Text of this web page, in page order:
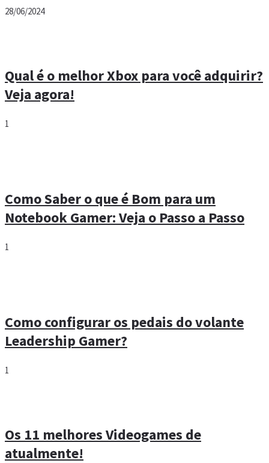
28/06/2024
Qual é o melhor Xbox para você adquirir?
Veja agora!
1
Como Saber o que é Bom para um
Notebook Gamer: Veja o Passo a Passo
1
Como configurar os pedais do volante
Leadership Gamer?
1
Os 11 melhores Videogames de
atualmente!